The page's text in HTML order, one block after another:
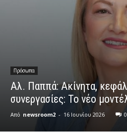
Πρόσωπα
Αλ. Παππά: Ακίνητα,
συνεργασίες: Το νέο
Από newsroom2 - 16 Ιουνίου 2026 0